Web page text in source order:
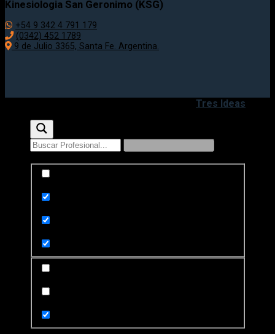
Kinesiologia San Geronimo (KSG)
+54 9 342 4 791 179
(0342) 452 1789
9 de Julio 3365, Santa Fe. Argentina.
Tres Ideas